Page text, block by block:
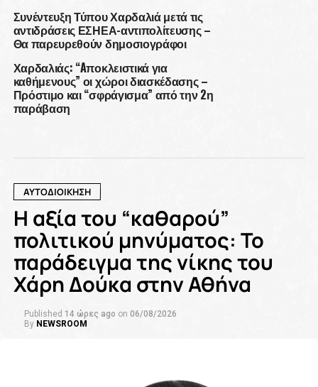
Συνέντευξη Τύπου Χαρδαλιά μετά τις
αντιδράσεις ΕΣΗΕΑ-αντιπολίτευσης –
Θα παρευρεθούν δημοσιογράφοι
Χαρδαλιάς: “Aποκλειστικά για
καθήμενους” οι χώροι διασκέδασης –
Πρόστιμο και “σφράγισμα” από την 2η
παράβαση
ΑΥΤΟΔΙΟΙΚΗΣΗ
Η αξία του “καθαρού”
πολιτικού μηνύματος: Το
παράδειγμα της νίκης του
Χάρη Δούκα στην Αθήνα
Published 14 ώρες ago on 06/08/2026
By NEWSROOM